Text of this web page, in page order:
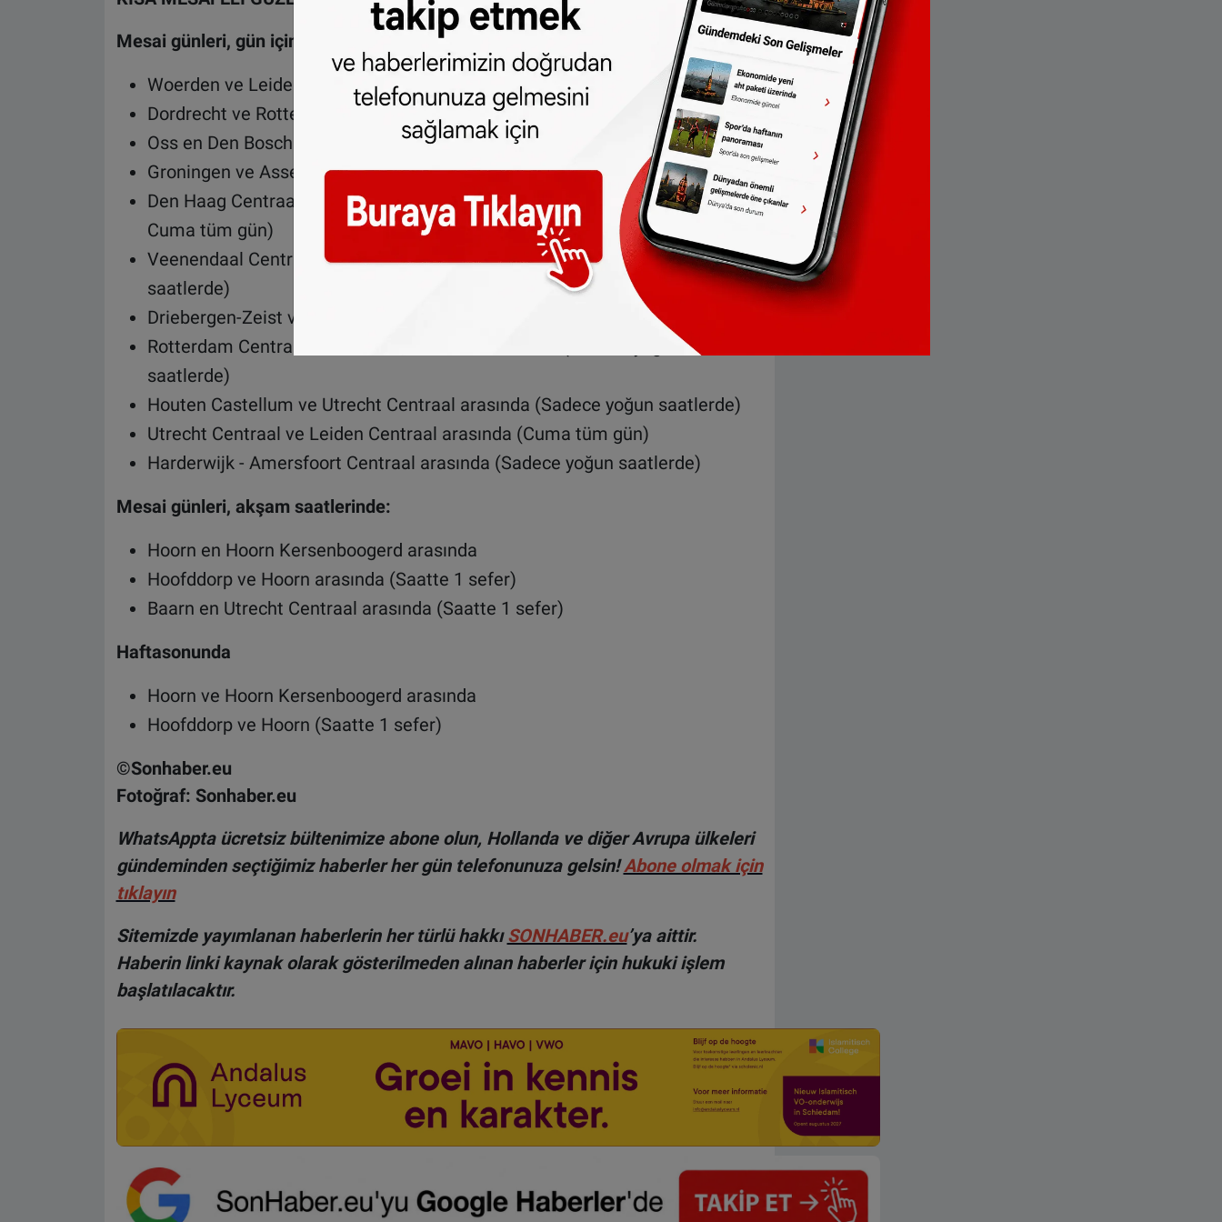
Mesai günleri, gün içinde:
Woerden ve Leiden Centraal arasında
Dordrecht ve Rotterdam Centraal arasında
Oss en Den Bosch arasında (Sadece yoğun saatlerde)
Groningen ve Assen arasında (Sadece yoğun saatlerde)
Den Haag Centraal ve Gouda Goverwelle arasında (Sakin saatlerde ve
Cuma tüm gün)
Veenendaal Centrum ve Driebergen-Zeist arasında (Sadece yoğun
saatlerde)
Driebergen-Zeist ve Uitgeest arasında (Sadece sakin saatlerde)
Rotterdam Centraal ve Gouda Goverwelle arasında (Sadece yoğun
saatlerde)
Houten Castellum ve Utrecht Centraal arasında (Sadece yoğun saatlerde)
Utrecht Centraal ve Leiden Centraal arasında (Cuma tüm gün)
Harderwijk - Amersfoort Centraal arasında (Sadece yoğun saatlerde)
Mesai günleri, akşam saatlerinde:
Hoorn en Hoorn Kersenboogerd arasında
Hoofddorp ve Hoorn arasında (Saatte 1 sefer)
Baarn en Utrecht Centraal arasında (Saatte 1 sefer)
Haftasonunda
Hoorn ve Hoorn Kersenboogerd arasında
Hoofddorp ve Hoorn (Saatte 1 sefer)
©Sonhaber.eu
Fotoğraf: Sonhaber.eu
WhatsAppta ücretsiz bültenimize abone olun, Hollanda ve diğer Avrupa ülkeleri
gündeminden seçtiğimiz haberler her gün telefonunuza gelsin!Abone olmak için
tıklayın
Sitemizde yayımlanan haberlerin her türlü hakkıSONHABER.eu’ya aittir.
Haberin linki kaynak olarak gösterilmeden alınan haberler için hukuki işlem
başlatılacaktır.